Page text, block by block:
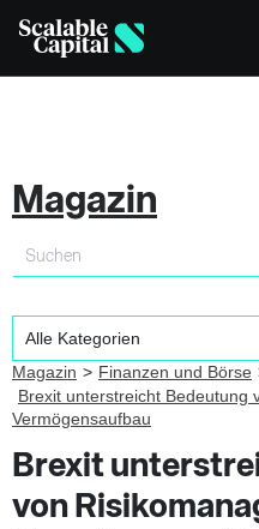
Magazin
Magazin
Finanzen und Börse
Brexit unterstreicht Bedeutung
Vermögensaufbau
Brexit
von